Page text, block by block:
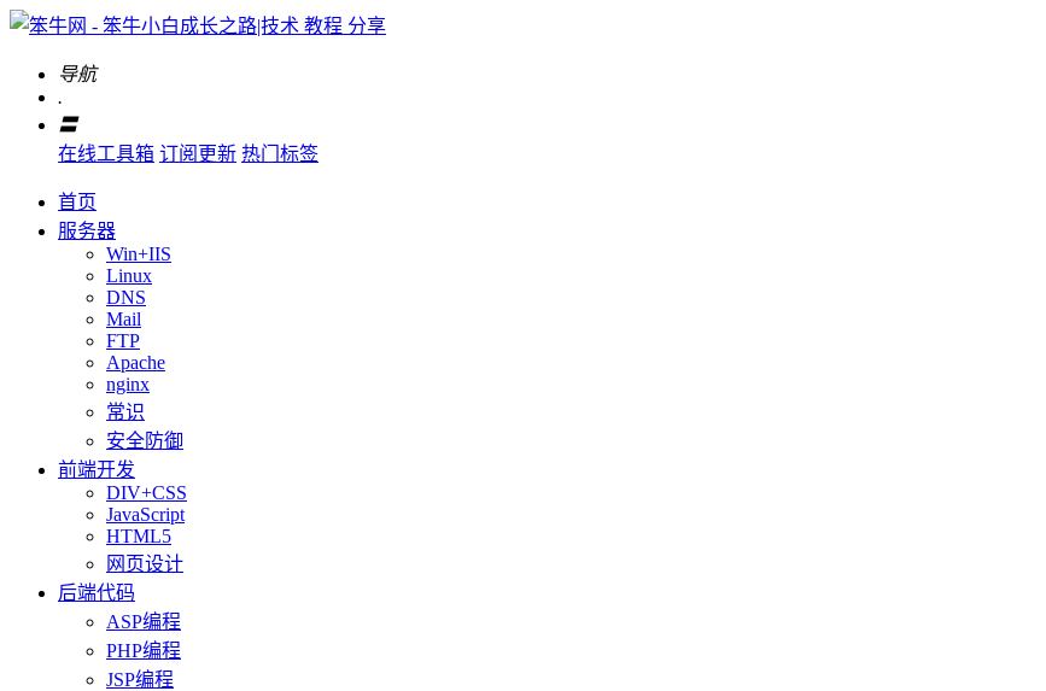
导航
.
〓
在线工具箱 订阅更新 热门标签
首页
服务器
Win+IIS
Linux
DNS
Mail
FTP
Apache
nginx
常识
安全防御
前端开发
DIV+CSS
JavaScript
HTML5
网页设计
后端代码
ASP编程
PHP编程
JSP编程